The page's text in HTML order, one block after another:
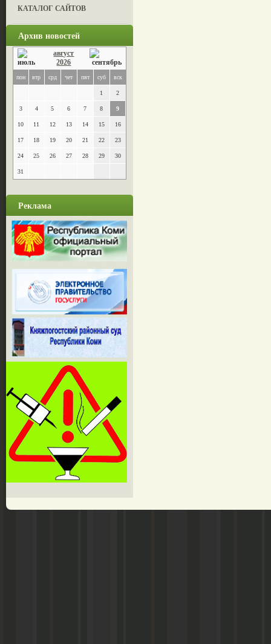
КАТАЛОГ САЙТОВ
Архив новостей
август
2026
пон втр срд чет пят суб вск
1 2
3 4 5 6 7 8 9
10 11 12 13 14 15 16
17 18 19 20 21 22 23
24 25 26 27 28 29 30
31
Реклама